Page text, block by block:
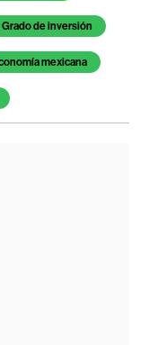
Grado de inversión
mexicana